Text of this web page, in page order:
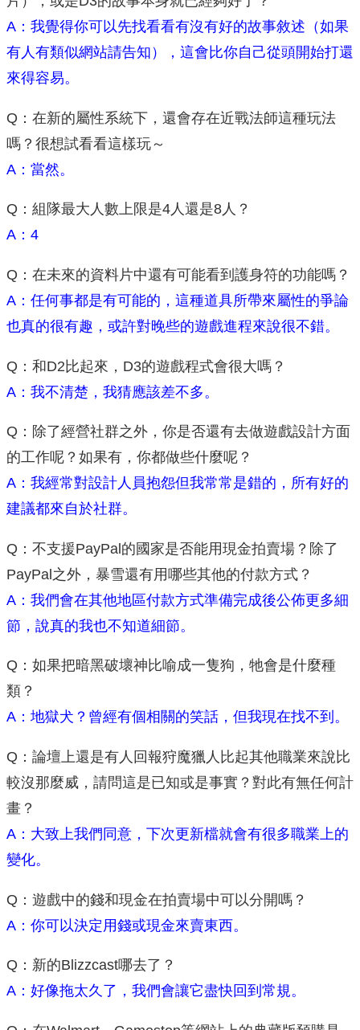
A：我覺得你可以先找看看有沒有好的故事敘述（如果
有人有類似網站請告知），這會比你自己從頭開始打還
來得容易。
Q：在新的屬性系統下，還會存在近戰法師這種玩法
嗎？很想試看看這樣玩～
A：當然。
Q：組隊最大人數上限是4人還是8人？
A：4
Q：在未來的資料片中還有可能看到護身符的功能嗎？
A：任何事都是有可能的，這種道具所帶來屬性的爭論
也真的很有趣，或許對晚些的遊戲進程來說很不錯。
Q：和D2比起來，D3的遊戲程式會很大嗎？
A：我不清楚，我猜應該差不多。
Q：除了經營社群之外，你是否還有去做遊戲設計方面
的工作呢？如果有，你都做些什麼呢？
A：我經常對設計人員抱怨但我常常是錯的，所有好的
建議都來自於社群。
Q：不支援PayPal的國家是否能用現金拍賣場？除了
PayPal之外，暴雪還有用哪些其他的付款方式？
A：我們會在其他地區付款方式準備完成後公佈更多細
節，說真的我也不知道細節。
Q：如果把暗黑破壞神比喻成一隻狗，牠會是什麼種
類？
A：地獄犬？曾經有個相關的笑話，但我現在找不到。
Q：論壇上還是有人回報狩魔獵人比起其他職業來說比
較沒那麼威，請問這是已知或是事實？對此有無任何計
畫？
A：大致上我們同意，下次更新檔就會有很多職業上的
變化。
Q：遊戲中的錢和現金在拍賣場中可以分開嗎？
A：你可以決定用錢或現金來賣東西。
Q：新的Blizzcast哪去了？
A：好像拖太久了，我們會讓它盡快回到常規。